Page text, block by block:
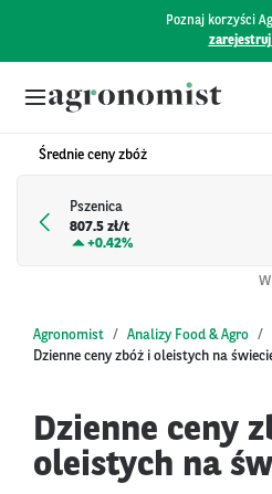
Poznaj korzyści
zarejestruj
Średnie ceny zbóż
Pszenica
807.5 zł/t
+0.42%
Agronomist Analizy Food & Agro
Dzienne ceny zbóż i oleistych na
Dzienne ceny
oleistych na